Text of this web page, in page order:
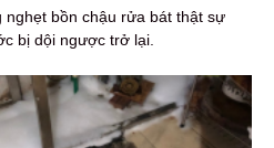
bồn chậu rửa bát thật sự
bị dội ngược trở lại.